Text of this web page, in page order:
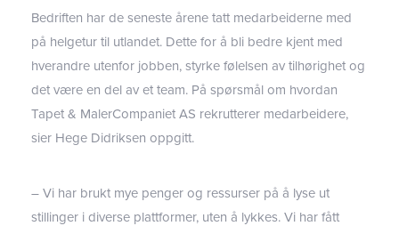
Bedriften har de seneste årene tatt medarbeiderne med
på helgetur til utlandet. Dette for å bli bedre kjent med
hverandre utenfor jobben, styrke følelsen av tilhørighet og
det være en del av et team. På spørsmål om hvordan
Tapet & MalerCompaniet AS rekrutterer medarbeidere,
sier Hege Didriksen oppgitt.
– Vi har brukt mye penger og ressurser på å lyse ut
stillinger i diverse plattformer, uten å lykkes. Vi har fått